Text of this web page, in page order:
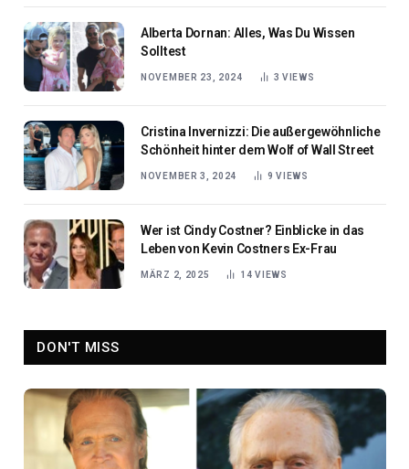
Alberta Dornan: Alles, Was Du Wissen
Solltest
NOVEMBER 23, 2024 3VIEWS
Cristina Invernizzi: Die außergewöhnliche
Schönheit hinter dem Wolf of Wall Street
NOVEMBER 3, 2024 9VIEWS
Wer ist Cindy Costner? Einblicke in das
Leben von Kevin Costners Ex-Frau
MÄRZ 2, 2025 14VIEWS
DON'T MISS